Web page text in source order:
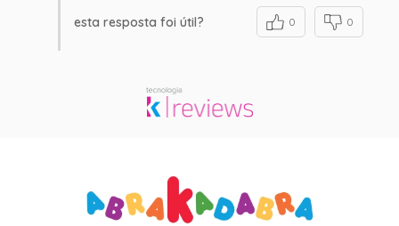
esta resposta foi útil?
0 0